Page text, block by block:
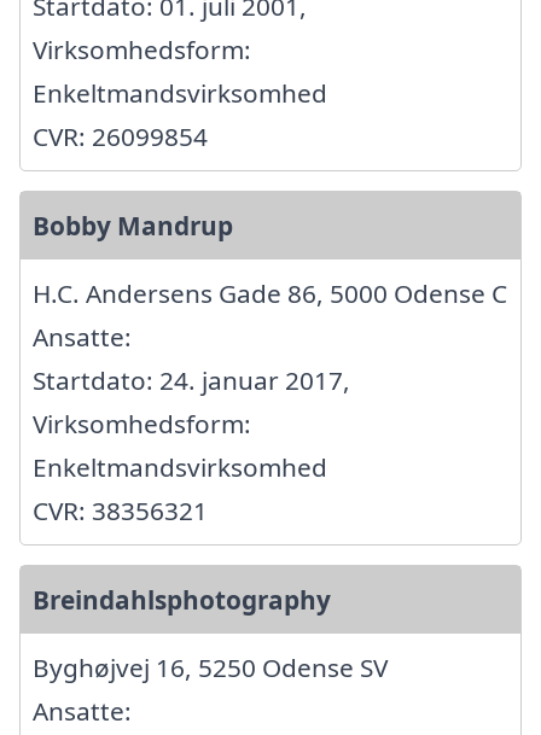
Virksomhedsform:
Enkeltmandsvirksomhed
CVR: 26099854
Bobby Mandrup
H.C. Andersens Gade 86, 5000 Odense C
Ansatte:
Startdato: 24. januar 2017,
Virksomhedsform:
Enkeltmandsvirksomhed
CVR: 38356321
Breindahlsphotography
Byghøjvej 16, 5250 Odense SV
Ansatte: